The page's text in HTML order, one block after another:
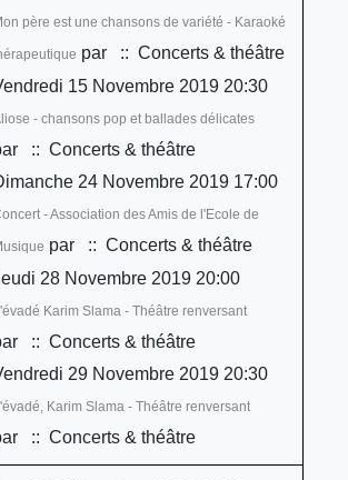
père est une chansons de variété - Karaoké
par
:: Concerts & théâtre
15 Novembre 2019 20:30
- chansons pop et ballades délicates
:: Concerts & théâtre
24 Novembre 2019 17:00
- Association des Amis de l'Ecole de
par
:: Concerts & théâtre
28 Novembre 2019 20:00
Karim Slama - Théâtre renversant
:: Concerts & théâtre
29 Novembre 2019 20:30
Karim Slama - Théâtre renversant
:: Concerts & théâtre